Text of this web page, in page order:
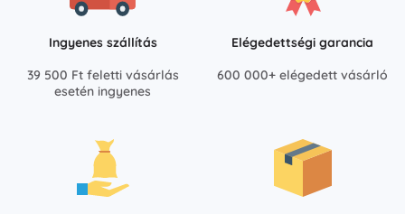
Ingyenes szállítás
39 500 Ft feletti vásárlás
esetén ingyenes
Elégedettségi garancia
600 000+ elégedett vásárló